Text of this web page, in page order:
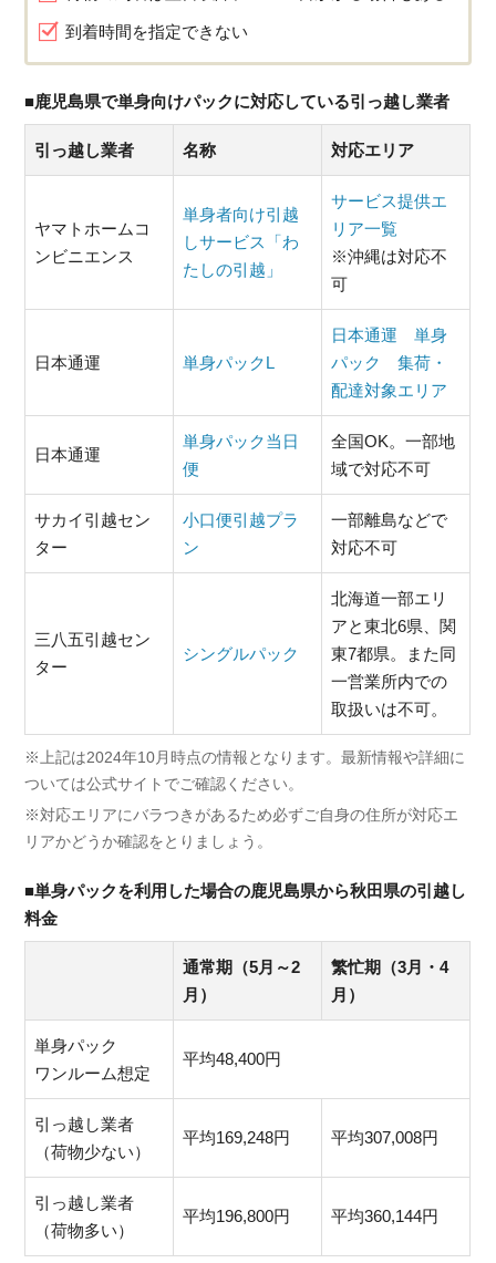
到着時間を指定できない
■鹿児島県で単身向けパックに対応している引っ越し業者
引っ越し業者 名称 対応エリア
ヤマトホームコ
ンビニエンス
単身者向け引越
しサービス「わ
たしの引越」
サービス提供エ
リア一覧
※沖縄は対応不
可
日本通運 単身パックL
日本通運 単身
パック 集荷・
配達対象エリア
日本通運
単身パック当日
便
全国OK。一部地
域で対応不可
サカイ引越セン
ター
小口便引越プラ
ン
一部離島などで
対応不可
三八五引越セン
ター
シングルパック
北海道一部エリ
アと東北6県、関
東7都県。また同
一営業所内での
取扱いは不可。
※上記は2024年10月時点の情報となります。最新情報や詳細に
ついては公式サイトでご確認ください。
※対応エリアにバラつきがあるため必ずご自身の住所が対応エ
リアかどうか確認をとりましょう。
■単身パックを利用した場合の鹿児島県から秋田県の引越し
料金
通常期（5月～2
月）
繁忙期（3月・4
月）
単身パック
ワンルーム想定
平均48,400円
引っ越し業者
（荷物少ない）
平均169,248円 平均307,008円
引っ越し業者
（荷物多い）
平均196,800円 平均360,144円